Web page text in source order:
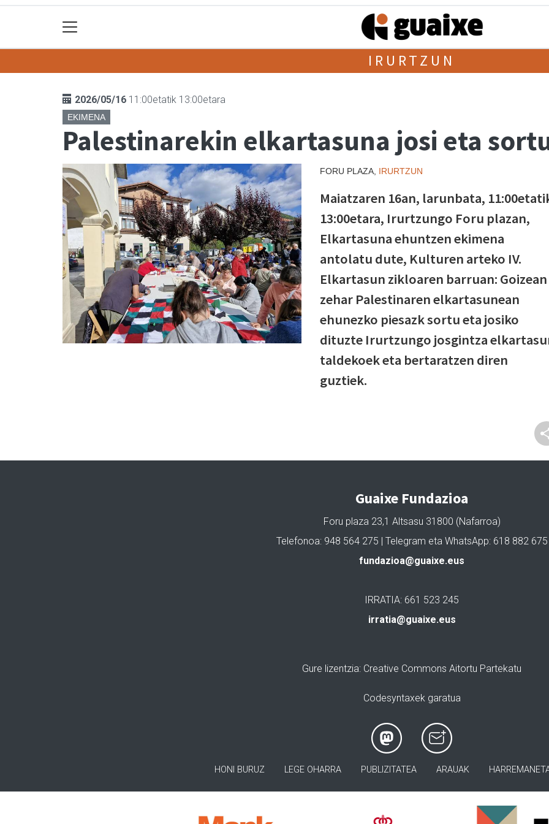
IRURTZUN
2026/05/16 11:00etatik 13:00etara
EKIMENA
Palestinarekin elkartasuna josi eta
FORU PLAZA, IRURTZUN
Maiatzaren 16an, larunbata,
13:00etara, Irurtzungo Foru plazan,
Elkartasuna ehuntzen ekimena
antolatu dute, Kulturen arteko IV.
Elkartasun zikloaren barruan: Goizean
zehar Palestinaren elkartasunean
ehunezko piesazk sortu eta josiko
dituzte Irurtzungo josgintza
taldekoek eta bertaratzen diren
guztiek.
Guaixe Fundazioa
Foru plaza 23,1 Altsasu 31800 (Nafarroa)
Telefonoa: 948 564 275 | Telegram eta WhatsApp: 618 882 675
fundazioa@guaixe.eus
IRRATIA: 661 523 245
irratia@guaixe.eus
Gure lizentzia: Creative Commons Aitortu Partekatu
Codesyntaxek garatua
HONI BURUZ LEGE OHARRA PUBLIZITATEA ARAUAK